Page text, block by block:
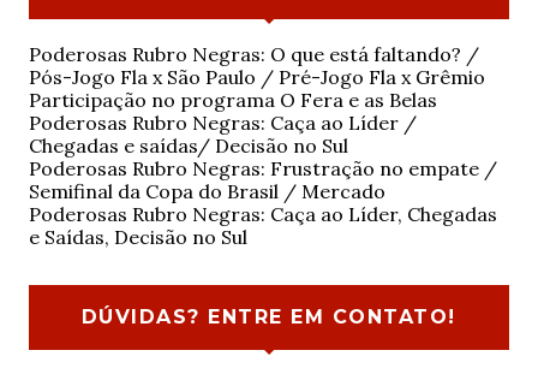
Poderosas Rubro Negras: O que está faltando? /
Pós-Jogo Fla x São Paulo / Pré-Jogo Fla x Grêmio
Participação no programa O Fera e as Belas
Poderosas Rubro Negras: Caça ao Líder /
Chegadas e saídas/ Decisão no Sul
Poderosas Rubro Negras: Frustração no empate /
Semifinal da Copa do Brasil / Mercado
Poderosas Rubro Negras: Caça ao Líder, Chegadas
e Saídas, Decisão no Sul
DÚVIDAS? ENTRE EM CONTATO!